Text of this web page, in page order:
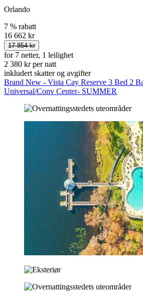
Orlando
7 % rabatt
16 662 kr
17 854 kr
for 7 netter, 1 leilighet
2 380 kr per natt
inkludert skatter og avgifter
Brand New - Vista Cay Reserve 3 Bed 2
Universal/Conv Center- SUMMER